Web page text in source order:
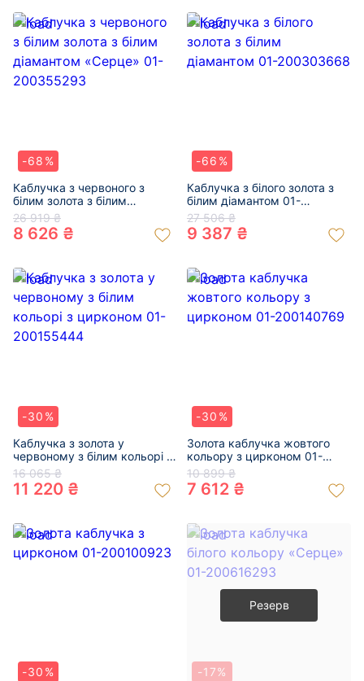
-68%
Каблучка з червоного з
білим золота з білим
діамантом «Серце» 01-
200355293
26 919 ₴
8 626 ₴
-66%
Каблучка з білого золота з
білим діамантом 01-
200303668
27 506 ₴
9 387 ₴
-30%
Каблучка з золота у
червоному з білим кольорі з
цирконом 01-200155444
16 065 ₴
11 220 ₴
-30%
Золота каблучка жовтого
кольору з цирконом 01-
200140769
10 899 ₴
7 612 ₴
-30%
Резерв
-17%